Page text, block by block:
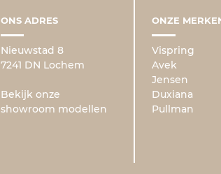
ONS ADRES
Nieuwstad 8
7241 DN Lochem
Bekijk onze
showroom modellen
ONZE
Vispring
Avek
Jensen
Duxiana
Pullman